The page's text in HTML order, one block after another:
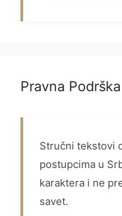
Pravna Podrška
Stručni tekstovi
postupcima u
karaktera i ne
savet.